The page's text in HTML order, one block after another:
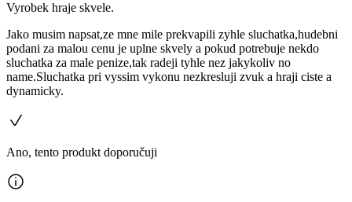
Vyrobek hraje skvele.
Jako musim napsat,ze mne mile prekvapili zyhle sluchatka,hudebni
podani za malou cenu je uplne skvely a pokud potrebuje nekdo
sluchatka za male penize,tak radeji tyhle nez jakykoliv no
name.Sluchatka pri vyssim vykonu nezkresluji zvuk a hraji ciste a
dynamicky.
Ano, tento produkt doporučuji